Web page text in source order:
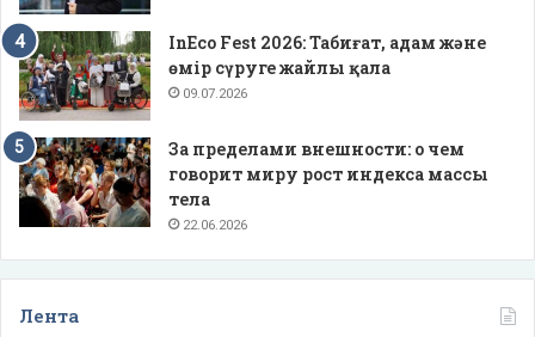
InEco Fest 2026: Табиғат, адам және
өмір сүруге жайлы қала
09.07.2026
За пределами внешности: о чем
говорит миру рост индекса массы
тела
22.06.2026
Лента